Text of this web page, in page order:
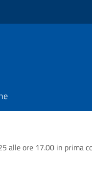
alle ore 17.00 in prima